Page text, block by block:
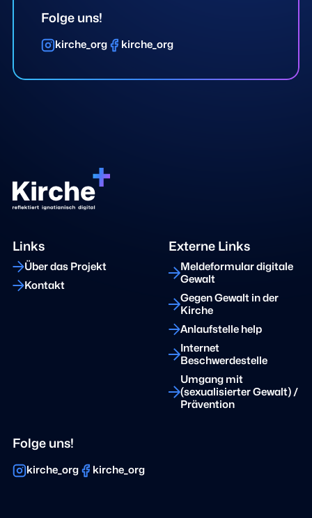
Folge uns!
kirche_org kirche_org
Links
Über das Projekt
Kontakt
Externe Links
Meldeformular digitale
Gewalt
Gegen Gewalt in der
Kirche
Anlaufstelle help
Internet
Beschwerdestelle
Umgang mit
(sexualisierter Gewalt) /
Prävention
Folge uns!
kirche_org kirche_org